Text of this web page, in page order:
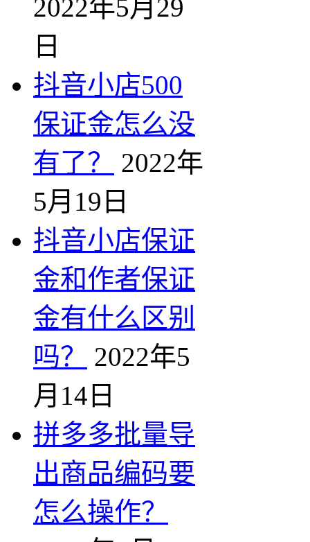
2022年5月29
日
抖音小店500
保证金怎么没
有了？
2022年
5月19日
抖音小店保证
金和作者保证
金有什么区别
吗？
2022年5
月14日
拼多多批量导
出商品编码要
怎么操作？